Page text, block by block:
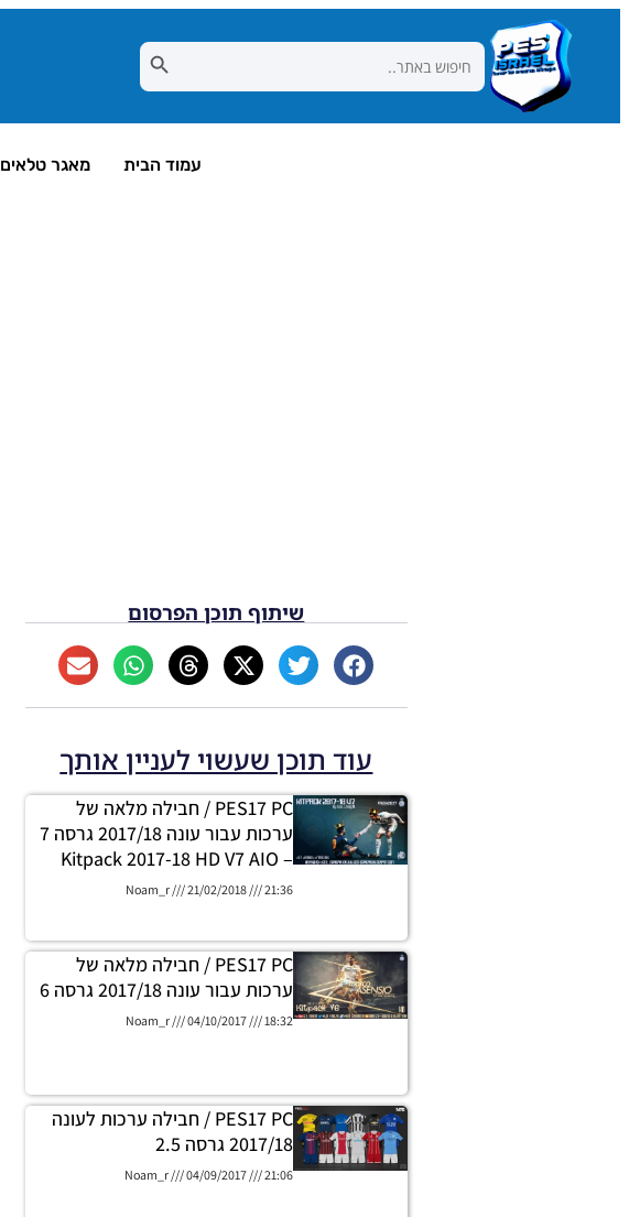
Search
for:
Search Button
עמוד הבית מאגר טלאים
שיתוף תוכן הפרסום
עוד תוכן שעשוי לעניין אותך
PES17 PC / חבילה מלאה של
ערכות עבור עונה 2017/18 גרסה 7
– Kitpack 2017-18 HD V7 AIO
Noam_r 21/02/2018 21:36
PES17 PC / חבילה מלאה של
ערכות עבור עונה 2017/18 גרסה 6
Noam_r 04/10/2017 18:32
PES17 PC / חבילה ערכות לעונה
2017/18 גרסה 2.5
Noam_r 04/09/2017 21:06